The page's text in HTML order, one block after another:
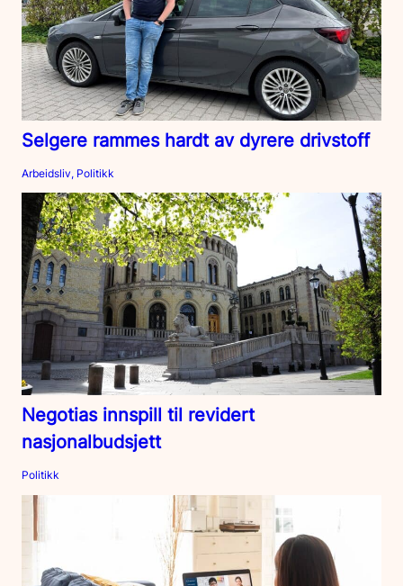
Selgere rammes hardt av dyrere drivstoff
Arbeidsliv, Politikk
Negotias innspill til revidert
nasjonalbudsjett
Politikk